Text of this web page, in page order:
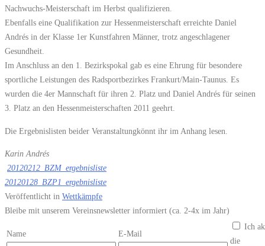
Nachwuchs-Meisterschaft im Herbst qualifizieren.
Ebenfalls eine Qualifikation zur Hessenmeisterschaft erreichte Daniel
Andrés in der Klasse 1er Kunstfahren Männer, trotz angeschlagener
Gesundheit.
Im Anschluss an den 1. Bezirkspokal gab es eine Ehrung für besondere
sportliche Leistungen des Radsportbezirkes Frankurt/Main-Taunus. Es
wurden die 4er Mannschaft für ihren 2. Platz und Daniel Andrés für seinen
3. Platz an den Hessenmeisterschaften 2011 geehrt.
Die Ergebnislisten beider Veranstaltungkönnt ihr im Anhang lesen.
Karin Andrés
20120212_BZM_ergebnisliste
20120128_BZP1_ergebnisliste
Veröffentlicht in Wettkämpfe
Bleibe mit unserem Vereinsnewsletter informiert (ca. 2-4x im Jahr)
Name E-Mail
Ich
die